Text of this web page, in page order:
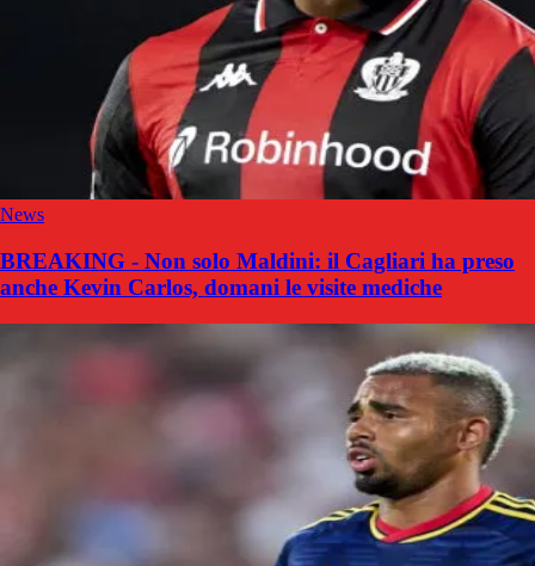
News
BREAKING - Non solo Maldini: il Cagliari ha preso
anche Kevin Carlos, domani le visite mediche